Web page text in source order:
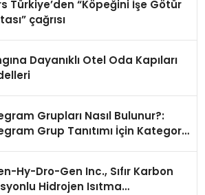
Türkiye’den “Köpeğini İşe Götür
çağrısı
Dayanıklı Otel Oda Kapıları
Grupları Nasıl Bulunur?:
Grup Tanıtımı İçin Kategori
Hy-Dro-Gen Inc., Sıfır Karbon
Hidrojen Isıtma